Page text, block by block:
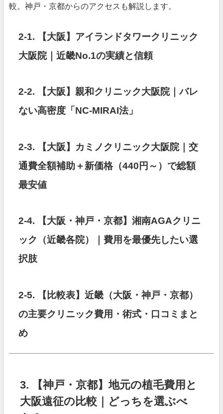
較。神戸・京都からのアクセスも解説します。
2-1. 【大阪】アイランドタワークリニック
大阪院｜近畿No.1の実績と信頼
2-2. 【大阪】親和クリニック大阪院｜バレ
ない高密度「NC-MIRAI法」
2-3. 【大阪】カミノクリニック大阪院｜交
通費全額補助＋新価格（440円～）で総額
最安値
2-4. 【大阪・神戸・京都】湘南AGAクリニ
ック（近畿各院）｜費用を最優先したい選
択肢
2-5. 【比較表】近畿（大阪・神戸・京都）
の主要クリニック費用・術式・口コミまと
め
3. 【神戸・京都】地元の植毛費用と
大阪遠征の比較｜どっちを選ぶべ